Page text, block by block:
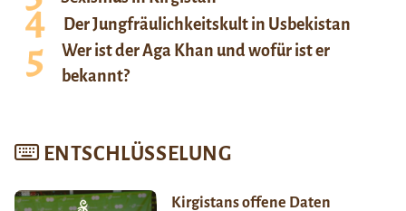
Der Jungfräulichkeitskult in Usbekistan
Wer ist der Aga Khan und wofür ist er
bekannt?
ENTSCHLÜSSELUNG
Kirgistans offene Daten